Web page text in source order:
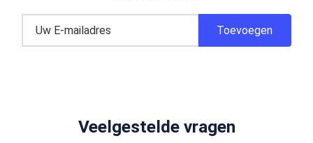
Veelgestelde vragen